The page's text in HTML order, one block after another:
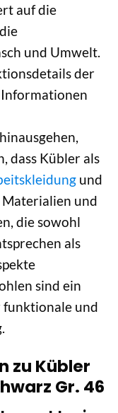
auf die
und Umwelt.
der
Informationen
dass Kübler als
und
und
die sowohl
als
sind ein
funktionale und
zu Kübler
Gr. 46